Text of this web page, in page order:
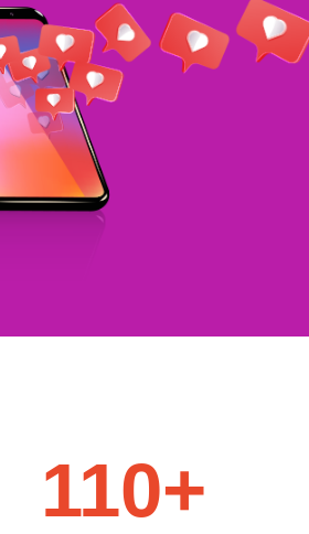
#générateurdelikes
110+